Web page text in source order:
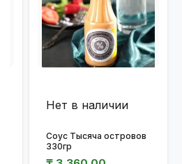
Нет в наличии
Соус Тысяча островов
330гр